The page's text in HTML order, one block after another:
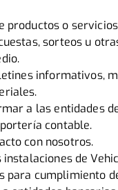
productos o
sorteos u
informativos,
a las entidades
contable.
con nosotros.
instalaciones de
para cumplimiento